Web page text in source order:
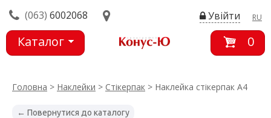
(063) 6002068 RU
Увійти
Каталог
0
Головна > Наклейки > Стікерпак > Наклейка стікерпак А4
← Повернутися до каталогу